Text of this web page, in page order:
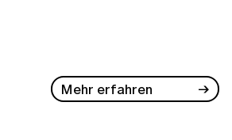
Mehr erfahren